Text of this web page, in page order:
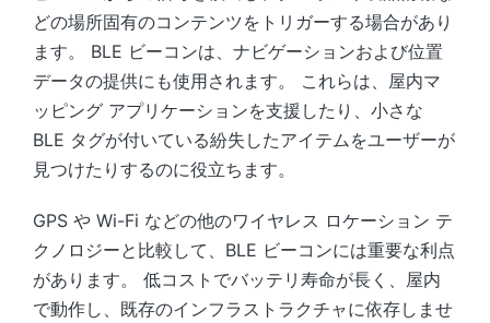
どの場所固有のコンテンツをトリガーする場合があり
ます。 BLE ビーコンは、ナビゲーションおよび位置
データの提供にも使用されます。 これらは、屋内マ
ッピング アプリケーションを支援したり、小さな
BLE タグが付いている紛失したアイテムをユーザーが
見つけたりするのに役立ちます。
GPS や Wi-Fi などの他のワイヤレス ロケーション テ
クノロジーと比較して、BLE ビーコンには重要な利点
があります。 低コストでバッテリ寿命が長く、屋内
で動作し、既存のインフラストラクチャに依存しませ